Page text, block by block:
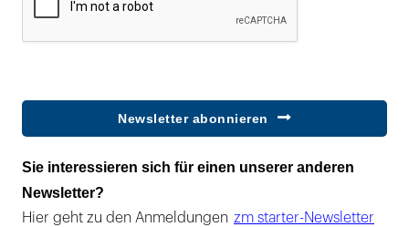
Newsletter abonnieren
Sie interessieren sich für einen unserer anderen
Newsletter?
Hier geht zu den Anmeldungen zm starter-Newsletter